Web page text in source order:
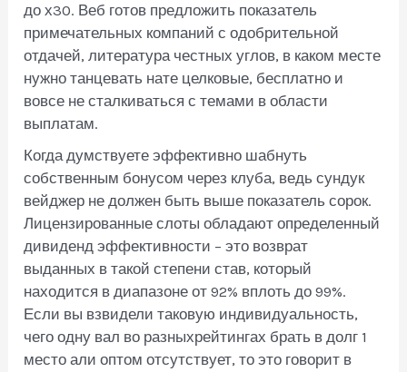
до х30. Веб готов предложить показатель
примечательных компаний с одобрительной
отдачей, литература честных углов, в каком месте
нужно танцевать нате целковые, бесплатно и
вовсе не сталкиваться с темами в области
выплатам.
Когда думствуете эффективно шабнуть
собственным бонусом через клуба, ведь сундук
вейджер не должен быть выше показатель сорок.
Лицензированные слоты обладают определенный
дивиденд эффективности – это возврат
выданных в такой степени став, который
находится в диапазоне от 92% вплоть до 99%.
Если вы взвидели таковую индивидуальность,
чего одну вал во разныхрейтингах брать в долг 1
место али оптом отсутствует, то это говорит в